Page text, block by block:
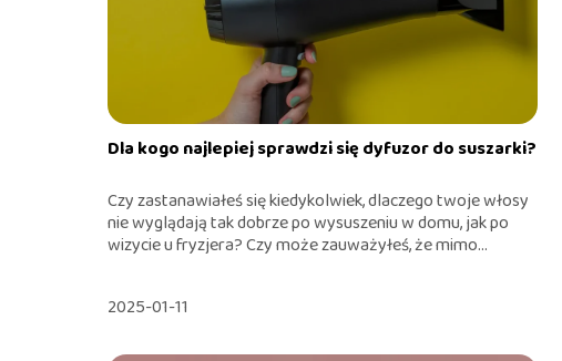
Dla kogo najlepiej sprawdzi się dyfuzor do suszarki?
Czy zastanawiałeś się kiedykolwiek, dlaczego twoje włosy
nie wyglądają tak dobrze po wysuszeniu w domu, jak po
wizycie u fryzjera? Czy może zauważyłeś, że mimo...
2025-01-11